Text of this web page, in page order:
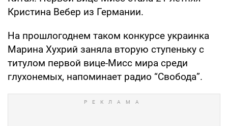
Кристина Вебер из Германии.
На прошлогоднем таком конкурсе украинка
Марина Хухрий заняла вторую ступеньку с
титулом первой вице-Мисс мира среди
глухонемых, напоминает радио “Свобода”.